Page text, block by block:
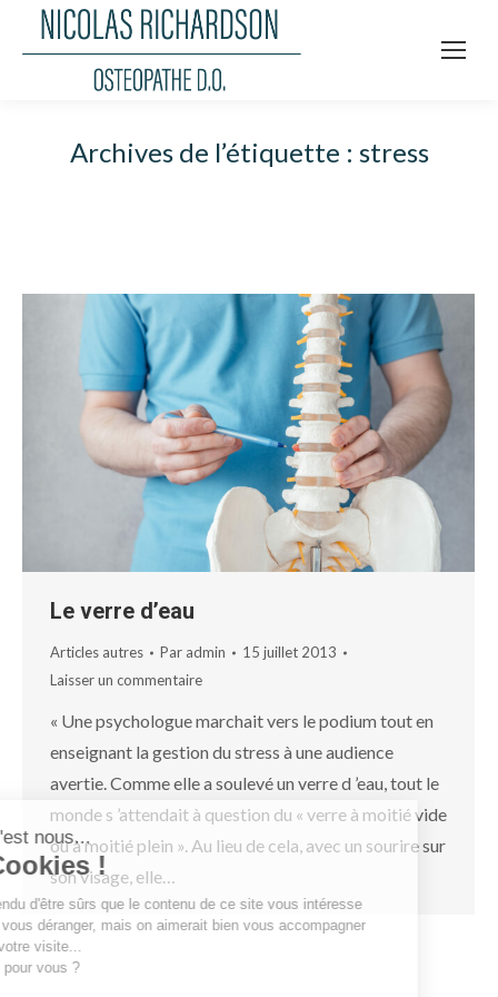
Archives de l’étiquette : stress
Le verre d’eau
Articles autres Par admin
15 juillet 2013
Laisser un commentaire
« Une psychologue marchait vers le podium tout en
enseignant la gestion du stress à une audience
avertie. Comme elle a soulevé un verre d ’eau, tout le
monde s ’attendait à question du « verre à moitié vide
ou à moitié plein ». Au lieu de cela, avec un sourire sur
son visage, elle…
Salut c'est nous...
les Cookies !
On a attendu d'être sûrs que le contenu de ce site vous intéresse
avant de vous déranger, mais on aimerait bien vous accompagner
pendant votre visite...
C'est OK pour vous ?